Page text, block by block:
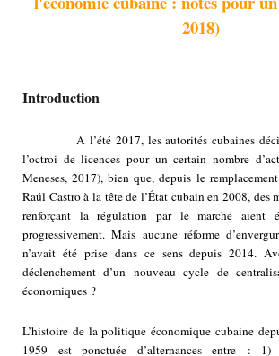
2018)
Introduction
À l’été 2017, les autorités cubaines
l’octroi de licences pour un certain nombre
Meneses, 2017), bien que, depuis le
Raúl Castro à la tête de l’État cubain en 2008, des
renforçant la régulation par le marché aient
progressivement. Mais aucune réforme
n’avait été prise dans ce sens depuis 2014.
déclenchement d’un nouveau cycle de
économiques ?
L’histoire de la politique économique cubaine
1959 est ponctuée d’alternances entre :